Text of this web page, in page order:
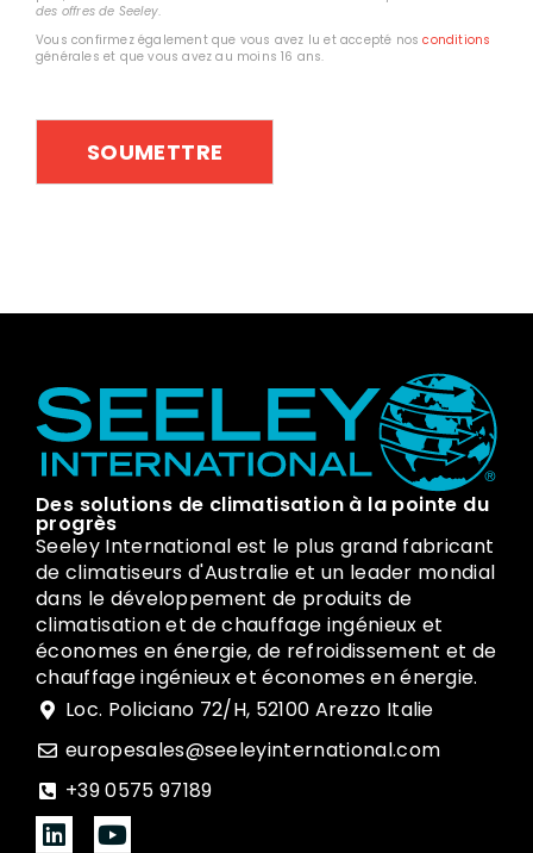
des offres de Seeley.
Vous confirmez également que vous avez lu et accepté nosconditions
générales et que vous avez au moins 16 ans.
Des solutions de climatisation à la pointe du
progrès
Seeley International est le plus grand fabricant
de climatiseurs d'Australie et un leader mondial
dans le développement de produits de
climatisation et de chauffage ingénieux et
économes en énergie, de refroidissement et de
chauffage ingénieux et économes en énergie.
Loc. Policiano 72/H, 52100 Arezzo Italie
europesales@seeleyinternational.com
+39 0575 97189